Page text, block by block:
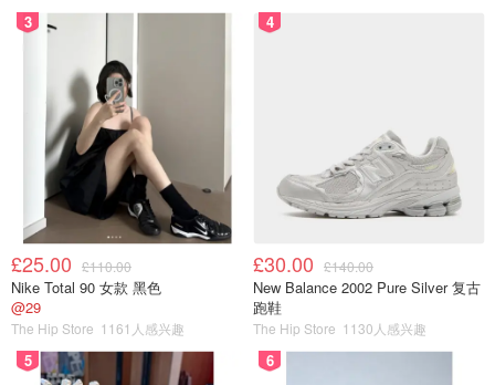
3
£25.00 £110.00
Nike Total 90 女款 黑色
@29
The Hip Store 1161人感兴趣
4
£30.00 £140.00
New Balance 2002 Pure Silver 复古
跑鞋
The Hip Store 1130人感兴趣
5 6